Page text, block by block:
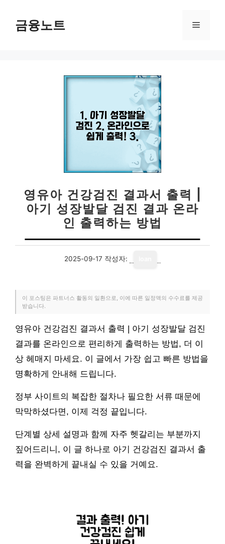
금융노트 메
영유아 건강검진 결과서 출력 |
아기 성장발달 검진 결과 온라
인 출력하는 방법
2025-09-17 작성자:
이 포스팅은 파트너스 활동의 일환으로, 이에 따른 일정액의 수수료를 제공
받습니다.
영유아 건강검진 결과서 출력 | 아기 성장발달 검진
결과를 온라인으로 편리하게 출력하는 방법, 더 이
상 헤매지 마세요. 이 글에서 가장 쉽고 빠른 방법을
명확하게 안내해 드립니다.
정부 사이트의 복잡한 절차나 필요한 서류 때문에
막막하셨다면, 이제 걱정 끝입니다.
단계별 상세 설명과 함께 자주 헷갈리는 부분까지
짚어드리니, 이 글 하나로 아기 건강검진 결과서 출
력을 완벽하게 끝내실 수 있을 거예요.